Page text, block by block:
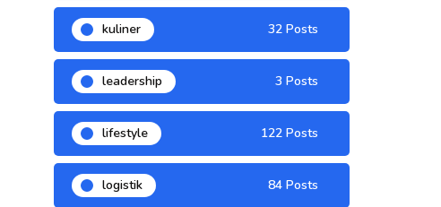
kuliner 32 Posts
leadership 3 Posts
lifestyle 122 Posts
logistik 84 Posts